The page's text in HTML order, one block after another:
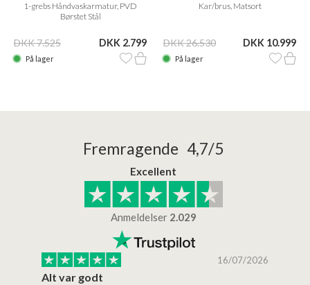
1-grebs Håndvaskarmatur, PVD
Børstet Stål
DKK 7.525 DKK 2.799
På lager
Kar/brus, Matsort
DKK 26.530 DKK 10.999
På lager
Fremragende 4,7/5
Excellent
Anmeldelser 2.029
16/07/2026
Alt var godt